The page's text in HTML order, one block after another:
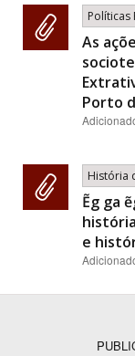
Políticas
As
Porto
História
Ẽg ga
e